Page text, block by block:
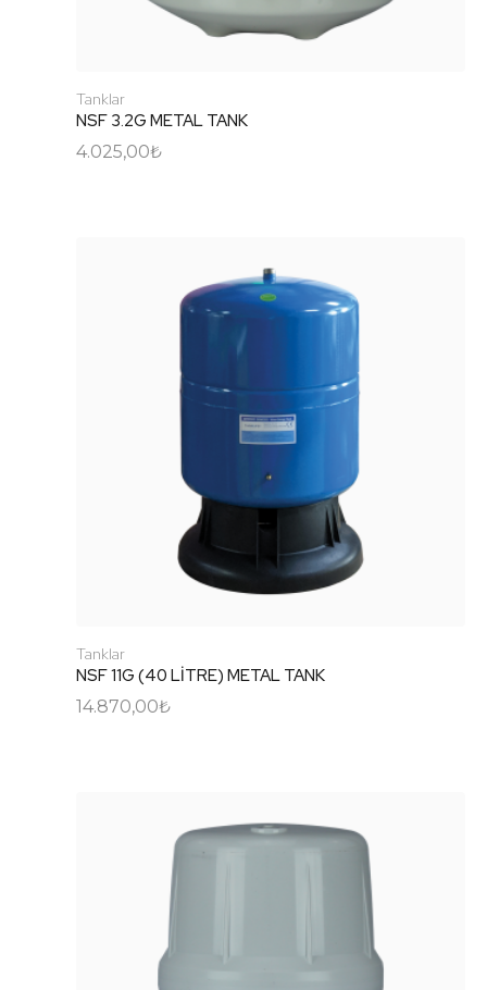
Tanklar
NSF 3.2G METAL TANK
4.025,00₺
Tanklar
NSF 11G (40 LİTRE) METAL TANK
14.870,00₺